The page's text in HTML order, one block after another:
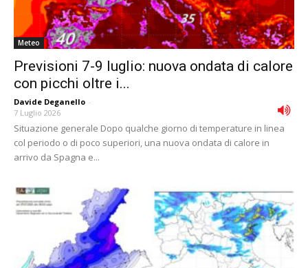
Meteo
Previsioni 7-9 luglio: nuova ondata di calore
con picchi oltre i...
Davide Deganello -
7 Luglio 2026
Situazione generale Dopo qualche giorno di temperature in linea
col periodo o di poco superiori, una nuova ondata di calore in
arrivo da Spagna e...